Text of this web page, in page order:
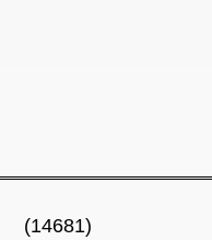
(14681)